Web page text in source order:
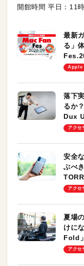
開館時間 平日：11
最新
る」
しま
Apple
落下
るか
Dux
のモ
アクセ
安全
ぶべ
ーも
アクセ
夏場
けに
Fold
却プ
アクセ